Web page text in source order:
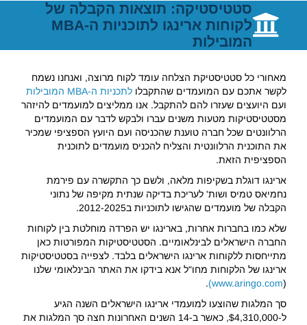
סטטיסטיקה: תוצאות הקבלה של
לקוחות ארינגו לתוכניות ה-MBA
המובילות
מאחורי כל סטטיסטיקת הצלחה עומד לקוח מרוצה, ואנחנו נשמח
לקשר אתכם עם המועמדים שהתקבלו לתכניות ה-MBA המובילות
ועם היועצים שעזרו להם להתקבל. אנו ממליצים למועמדים להיזהר
מסטטיסטיקות מטעות משנים עברו ולבקש לדבר עם המועמדים
הרלוונטים שכל חברה טוענת שהכניסה ועם היועץ הספציפי שמכיר
את התוכנית הרלוונטית והצליח להכניס מועמדים לתוכנית
הספציפית הזאת.
ארינגו דוגלת בשקיפות מלאה, ולשם כך התקשרה עם פירמת
נחמיאס טמיס ושות' לעריכת בדיקה שנתית מקיפה של נתוני
הקבלה של מועמדים שהגישו לתוכניות ב2012-2025.
שלא כמו בחברות אחרות, בארינגו יש הפרדה מוחלטת בין לקוחות
החברה הישראלים לבינלאומיים. הסטטיסטיקות המפורטות כאן
מתייחסות ללקוחות ארינגו הישראלים בלבד. לצפייה בסטטיסטיקות
ארינגו של הלקוחות מחו"ל אנא בידקו את האתר הבינלאומי שלנו
(
www.aringo.com)
.
סך המלגות שהוצעו למועמדי ארינגו הישראלים השנה הגיע
ל-$4,310,000, כאשר ב-14 השנים האחרונות חצה סך המלגות את